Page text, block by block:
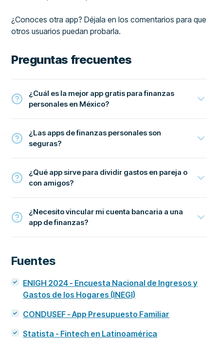
¿Conoces otra app? Déjala en los comentarios para que
otros usuarios puedan probarla.
Preguntas frecuentes
¿Cuál es la mejor app gratis para finanzas
personales en México?
¿Las apps de finanzas personales son
seguras?
¿Qué app sirve para dividir gastos en pareja o
con amigos?
¿Necesito vincular mi cuenta bancaria a una
app de finanzas?
Fuentes
ENIGH 2024 - Encuesta Nacional de Ingresos y
Gastos de los Hogares (INEGI)
CONDUSEF - App Presupuesto Familiar
Statista - Fintech en Latinoamérica